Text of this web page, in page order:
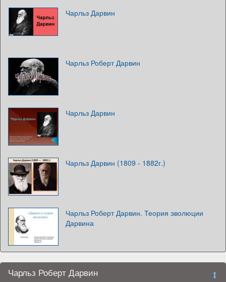
Чарльз Дарвин
Чарльз Роберт Дарвин
Чарльз Дарвин
Чарльз Дарвин (1809 - 1882г.)
Чарльз Роберт Дарвин. Теория эволюции
Дарвина
Чарльз Роберт Дарвин